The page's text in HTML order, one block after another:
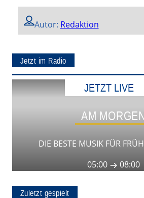
Autor: Redaktion
Jetzt im Radio
JETZT LIVE
AM
DIE BESTE MUSIK FÜR
05:00
08:00
Zuletzt gespielt